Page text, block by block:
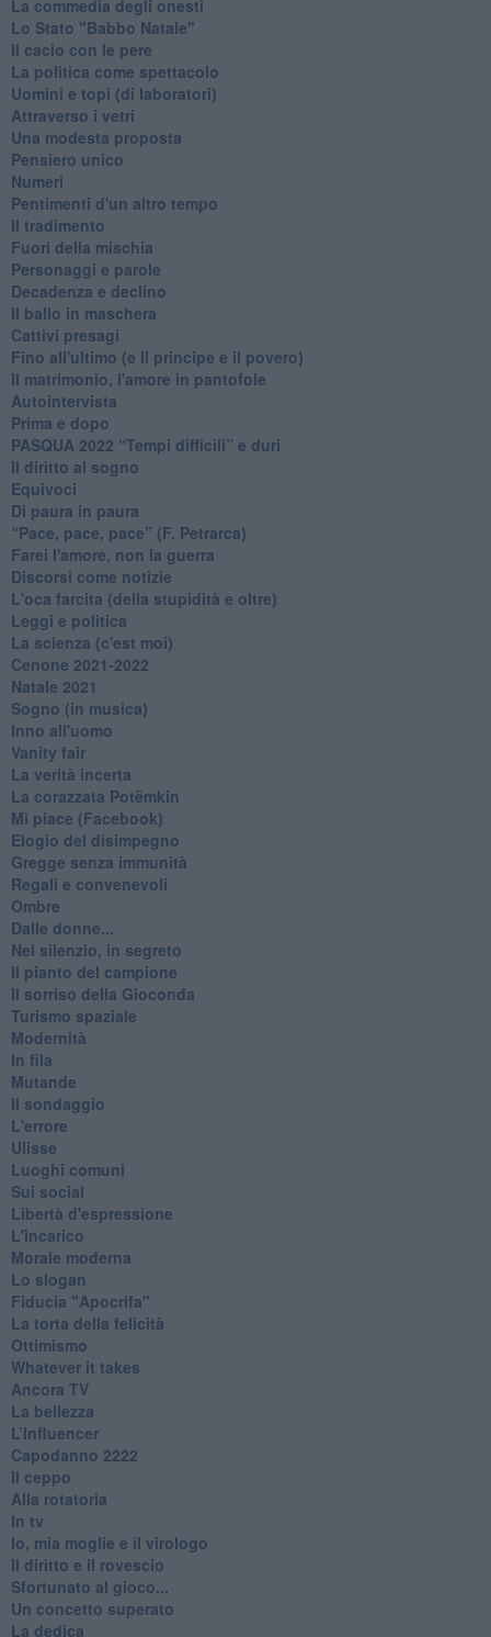
La commedia degli onesti
Lo Stato "Babbo Natale"
Il cacio con le pere
La politica come spettacolo
Uomini e topi (di laboratori)
Attraverso i vetri
Una modesta proposta
Pensiero unico
Numeri
Pentimenti d'un altro tempo
Il tradimento
Fuori della mischia
Personaggi e parole
Decadenza e declino
Il ballo in maschera
Cattivi presagi
Fino all'ultimo (e Il principe e il povero)
Il matrimonio, l'amore in pantofole
Autointervista
Prima e dopo
​PASQUA 2022 “Tempi difficili” e duri
Il diritto al sogno
Equivoci
Di paura in paura
​“Pace, pace, pace” (F. Petrarca)
Farei l'amore, non la guerra
Discorsi come notizie
L'oca farcita (della stupidità e oltre)
Leggi e politica
La scienza (c'est moi)
Cenone 2021-2022
Natale 2021
Sogno (in musica)
Inno all'uomo
Vanity fair
La verità incerta
La corazzata Potëmkin
Mi piace (Facebook)
Elogio del disimpegno
Gregge senza immunità
Regali e convenevoli
Ombre
Dalle donne...
Nel silenzio, in segreto
Il pianto del campione
Il sorriso della Gioconda
Turismo spaziale
Modernità
In fila
Mutande
Il sondaggio
L'errore
Ulisse
Luoghi comuni
Sui social
Libertà d'espressione
L'incarico
Morale moderna
Lo slogan
Fiducia "Apocrifa"
La torta della felicità
Ottimismo
Whatever it takes
Ancora TV
La bellezza
L’Influencer
​Capodanno 2222
Il ceppo
Alla rotatoria
In tv
Io, mia moglie e il virologo
Il diritto e il rovescio
Sfortunato al gioco...
Un concetto superato
La dedica